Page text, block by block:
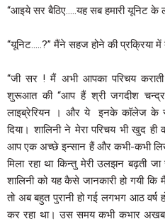
‘‘आइये सर बैठिए…..यह सब हमारी यूनिट के
‘‘यूनिट…..?’’ मैंने सहज होने की प्रक्रिया
‘‘जी सर ! मैं अभी आपका परिचय
शुरूआत की ‘‘आप हैं श्री जगदीश चन्द्र
लाइब्रेरियन । और ये इनके कॉलेज के
दिया। शालिनी ने मेरा परिचय भी खुद
आप एक अच्छे इन्सान हैं और कभी-कभी
मिला रहा था किन्तु मेरी उलझन बढ़ती
शालिनी को यह कैसे जानकारी हो गयी
तो अब बहुत पुरानी हो गई लगभग आठ
कर रहा था। उस समय कभी कभार